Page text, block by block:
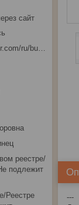
---
сайт
11ef-8513-eab83dfd23fa
реестре/
подлежит
Реестре